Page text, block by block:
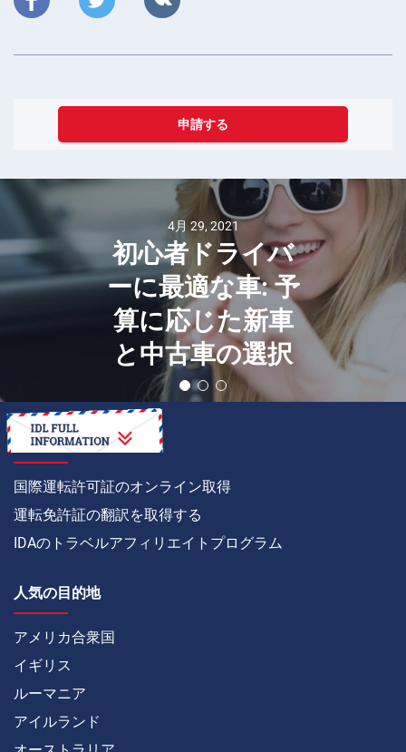
申請する
4月 29, 2021
初心者ドライバ
ーに最適な車: 予
算に応じた新車
と中古車の選択
方法
国際運転許可証のオンライン取得
運転免許証の翻訳を取得する
IDAのトラベルアフィリエイトプログラム
人気の目的地
アメリカ合衆国
イギリス
ルーマニア
アイルランド